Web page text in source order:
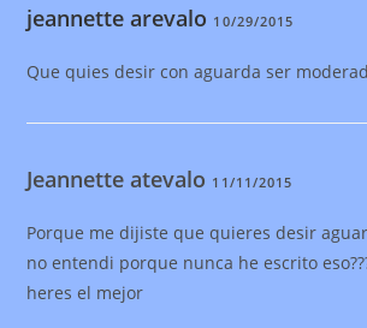
jeannette arevalo 10/29/2015
Que quies desir con aguarda ser
Jeannette atevalo 11/11/2015
Porque me dijiste que quieres desir
no entendi porque nunca he escrito
heres el mejor